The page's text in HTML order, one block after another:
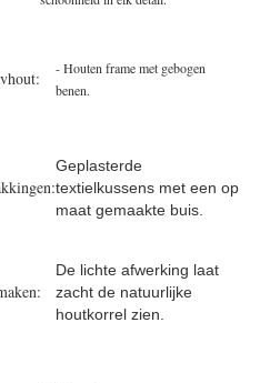
- Houten frame met gebogen
benen.
Geplasterde
textielkussens met een op
maat gemaakte buis.
De lichte afwerking laat
zacht de natuurlijke
houtkorrel zien.